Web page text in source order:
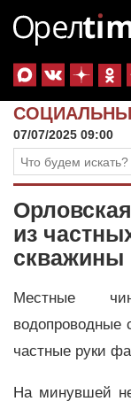
07/07/2025 09:00
из
скважины
Местные
водопроводные
частные руки
На минувшей